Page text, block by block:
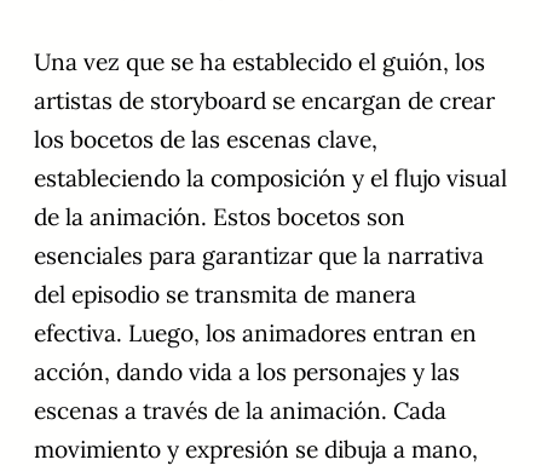
Una vez que se ha establecido el guión, los
artistas de storyboard se encargan de crear
los bocetos de las escenas clave,
estableciendo la composición y el flujo visual
de la animación. Estos bocetos son
esenciales para garantizar que la narrativa
del episodio se transmita de manera
efectiva. Luego, los animadores entran en
acción, dando vida a los personajes y las
escenas a través de la animación. Cada
movimiento y expresión se dibuja a mano,